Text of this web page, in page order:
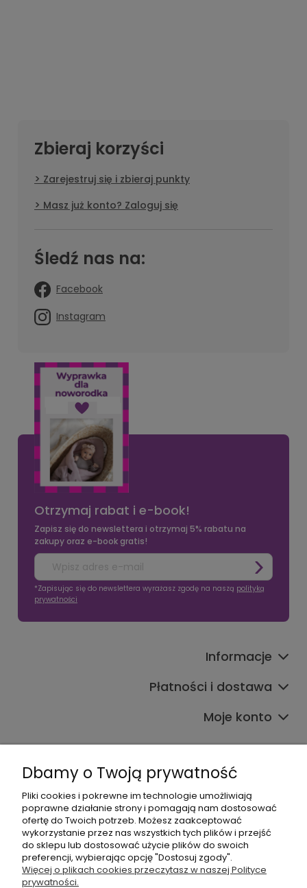
Zbieraj korzyści
Zarejestruj się i zbieraj punkty
Masz już konto? Zaloguj się
Śledź nas na:
Facebook
Instagram
Otrzymaj rabat i e-book!
Zapisz się do newslettera i otrzymaj 5% rabatu na
zakupy oraz e-book gratis!
*Zapisując się do newslettera wyrażasz zgodę na naszą polityką
prywatności
Informacje
Płatności i dostawa
Moje konto
608017795
bok@babymama.pl
Sklep dla dzieci - nazwa firmy:
Dbamy o Twoją prywatność
Pliki cookies i pokrewne im technologie umożliwiają
poprawne działanie strony i pomagają nam dostosować
ofertę do Twoich potrzeb. Możesz zaakceptować
wykorzystanie przez nas wszystkich tych plików i przejść
do sklepu lub dostosować użycie plików do swoich
preferencji, wybierając opcję "Dostosuj zgody".
Więcej o plikach cookies przeczytasz w naszej Polityce
prywatności.